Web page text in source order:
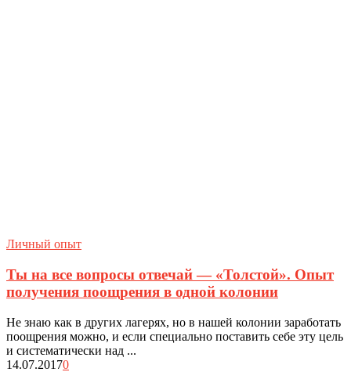
Личный опыт
Ты на все вопросы отвечай — «Толстой». Опыт
получения поощрения в одной колонии
Не знаю как в других лагерях, но в нашей колонии заработать
поощрения можно, и если специально поставить себе эту цель
и систематически над ...
14.07.20170